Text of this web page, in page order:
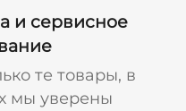
и сервисное
те товары, в
мы уверены